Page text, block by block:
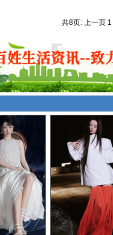
共8页: 上一页 1